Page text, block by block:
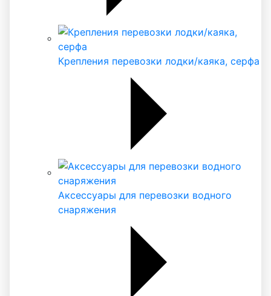
Крепления перевозки лодки/каяка, серфа
Аксессуары для перевозки водного
снаряжения